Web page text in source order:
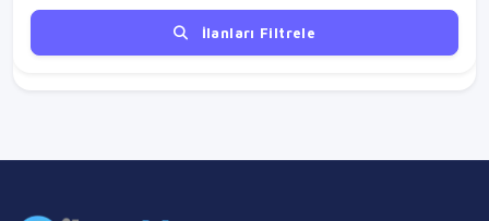
İlanları Filtrele